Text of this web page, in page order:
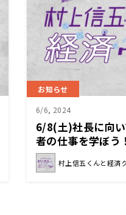
お知らせ
6/6, 2024
6/8(土)社長に向
者の仕事を学ぼう
済クン』
村上信五くんと経済